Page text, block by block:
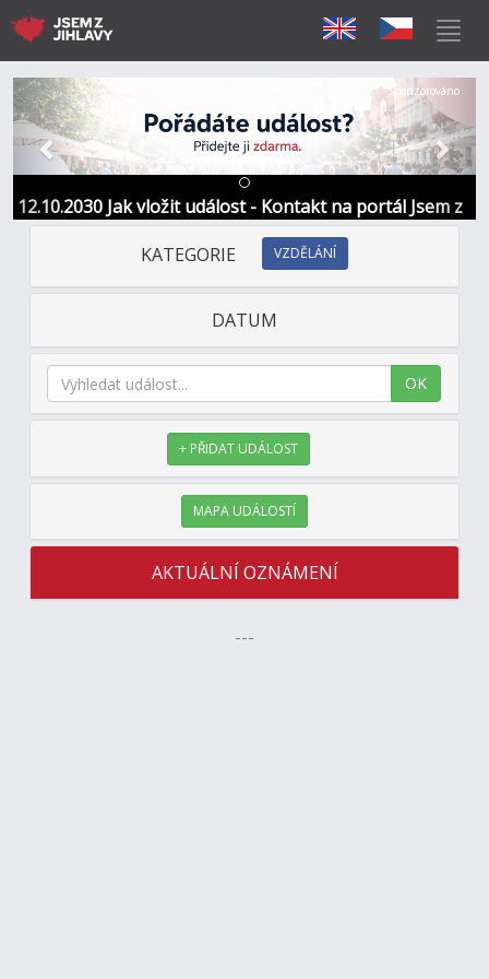
12.10.2030 Jak vložit událost - Kontakt na portál Jsem z
Jihlavy
Předchozí Další
Sponzorováno
KATEGORIE VZDĚLÁNÍ
DATUM
OK
+ PŘIDAT UDÁLOST
MAPA UDÁLOSTÍ
AKTUÁLNÍ OZNÁMENÍ
---